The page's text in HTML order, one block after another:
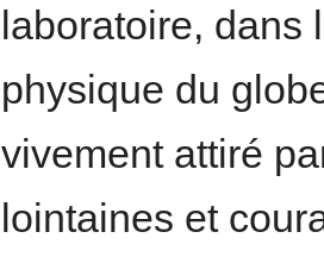
laboratoire, dans
physique du
vivement attiré
lointaines et